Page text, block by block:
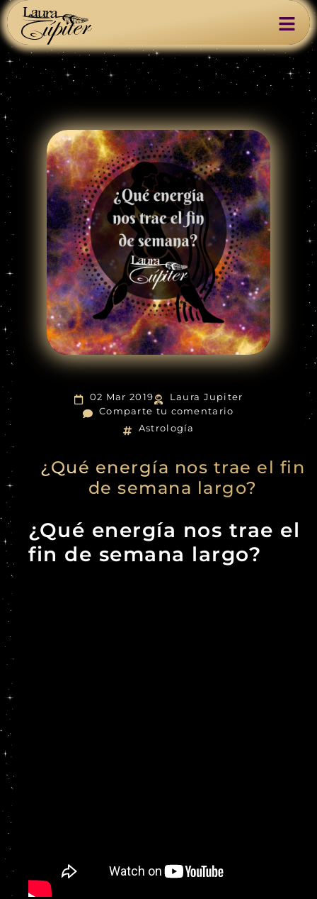
02 Mar 2019
Laura Jupiter
Comparte tu comentario
Astrología
¿Qué energía nos trae el fin
de semana largo?
¿Qué energía nos trae el
fin de semana largo?